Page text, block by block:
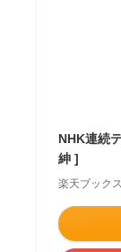
NHK連続
紳 ]
楽天ブックス